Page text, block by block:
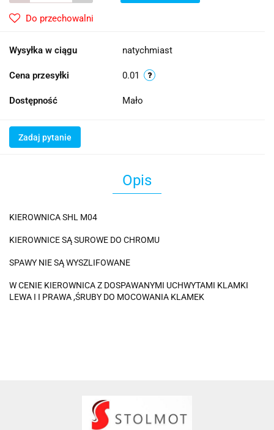
Do przechowalni
Wysyłka w ciągu natychmiast
Cena przesyłki 0.01
Dostępność Mało
Zadaj pytanie
Opis
KIEROWNICA SHL M04
KIEROWNICE SĄ SUROWE DO CHROMU
SPAWY NIE SĄ WYSZLIFOWANE
W CENIE KIEROWNICA Z DOSPAWANYMI UCHWYTAMI KLAMKI
LEWA I I PRAWA ,ŚRUBY DO MOCOWANIA KLAMEK